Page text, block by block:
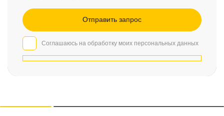
Соглашаюсь на обработку моих персональных данных